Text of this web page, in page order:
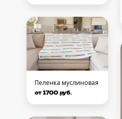
Пеленка муслиновая
от 1700 руб.